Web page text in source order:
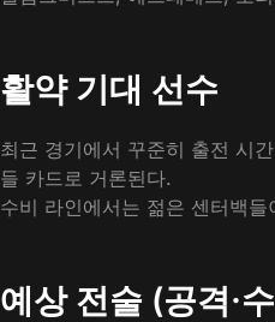
활약 기대 선수
최근 경기에서 꾸준히 출전 시
들 카드로 거론된다.
수비 라인에서는 젊은 센터백
예상 전술 (공격·